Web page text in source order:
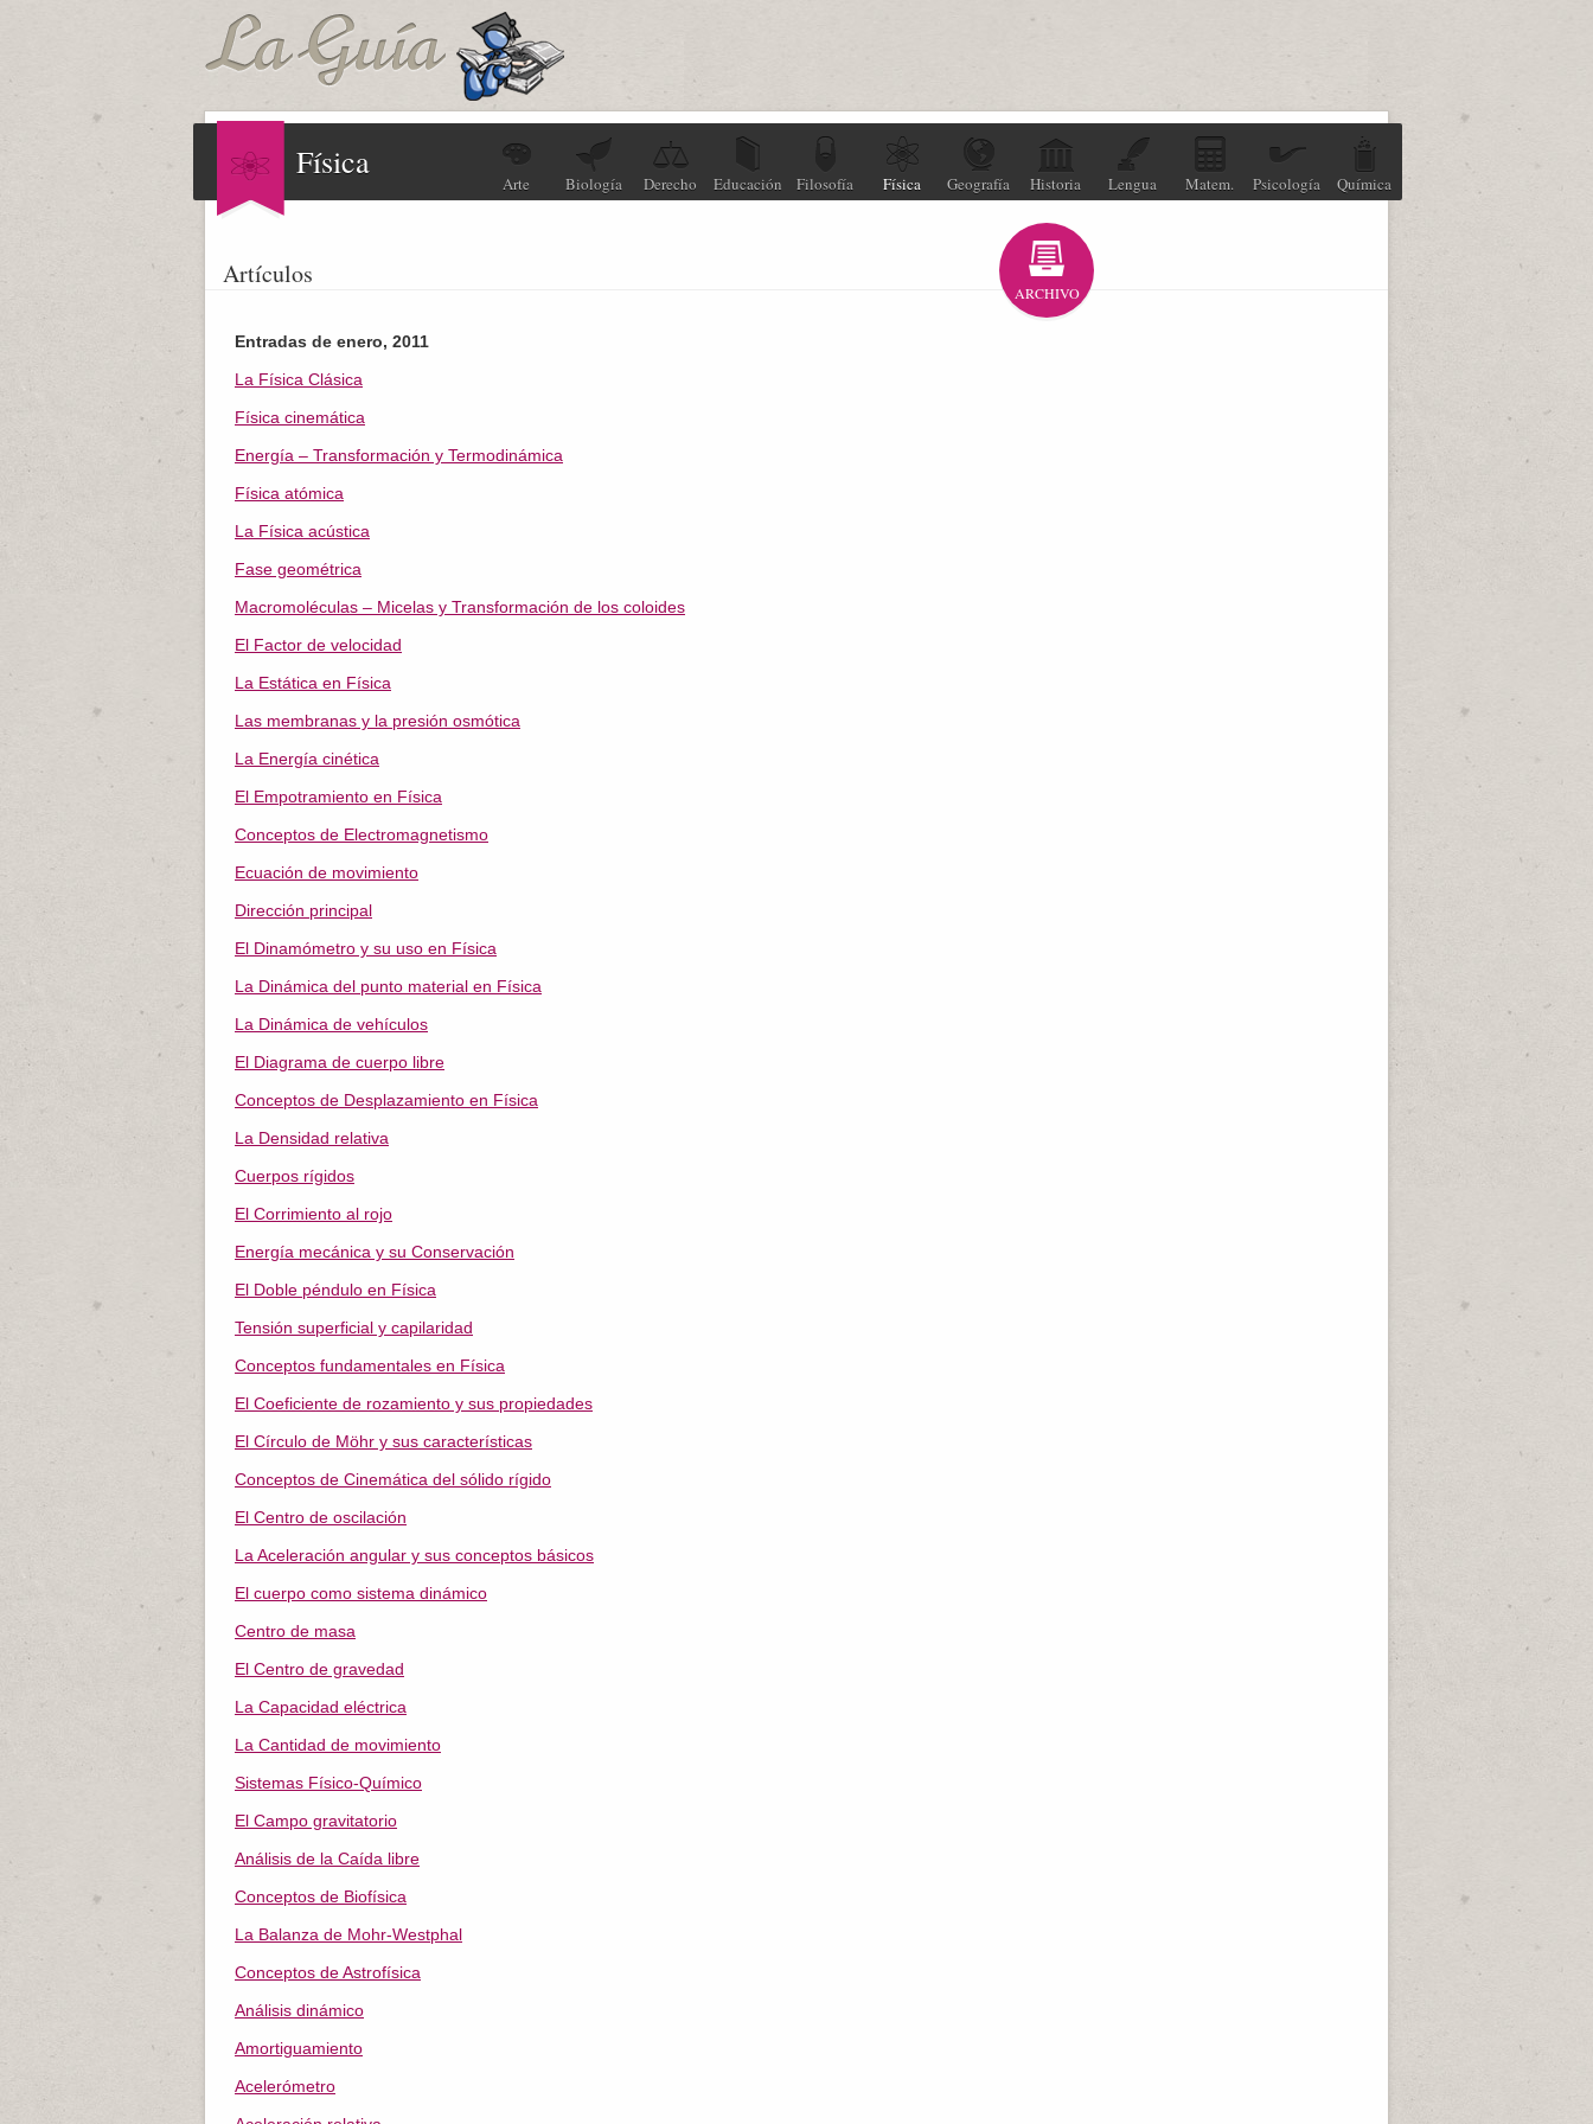
Física
Arte Biología Derecho Educación Filosofía Física Geografía Historia Lengua Matem. Psicología Química
Artículos
ARCHIVO
Entradas de enero, 2011
La Física Clásica
Física cinemática
Energía – Transformación y Termodinámica
Física atómica
La Física acústica
Fase geométrica
Macromoléculas – Micelas y Transformación de los coloides
El Factor de velocidad
La Estática en Física
Las membranas y la presión osmótica
La Energía cinética
El Empotramiento en Física
Conceptos de Electromagnetismo
Ecuación de movimiento
Dirección principal
El Dinamómetro y su uso en Física
La Dinámica del punto material en Física
La Dinámica de vehículos
El Diagrama de cuerpo libre
Conceptos de Desplazamiento en Física
La Densidad relativa
Cuerpos rígidos
El Corrimiento al rojo
Energía mecánica y su Conservación
El Doble péndulo en Física
Tensión superficial y capilaridad
Conceptos fundamentales en Física
El Coeficiente de rozamiento y sus propiedades
El Círculo de Möhr y sus características
Conceptos de Cinemática del sólido rígido
El Centro de oscilación
La Aceleración angular y sus conceptos básicos
El cuerpo como sistema dinámico
Centro de masa
El Centro de gravedad
La Capacidad eléctrica
La Cantidad de movimiento
Sistemas Físico-Químico
El Campo gravitatorio
Análisis de la Caída libre
Conceptos de Biofísica
La Balanza de Mohr-Westphal
Conceptos de Astrofísica
Análisis dinámico
Amortiguamiento
Acelerómetro